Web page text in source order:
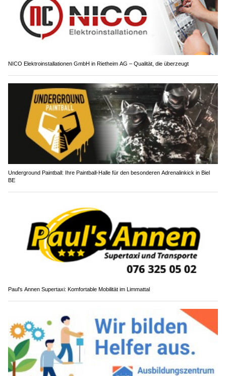
NICO Elektroinstallationen GmbH in Rietheim AG – Qualität, die überzeugt
Underground Paintball: Ihre Paintball-Halle für den besonderen Adrenalinkick in Biel
BE
Paul's Annen Supertaxi: Komfortable Mobilität im Limmattal